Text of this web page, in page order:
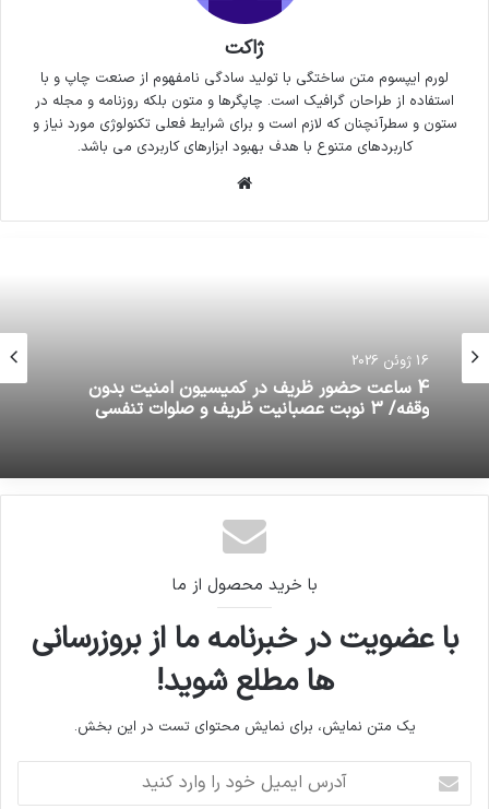
ژاکت
لورم ایپسوم متن ساختگی با تولید سادگی نامفهوم از صنعت چاپ و با
استفاده از طراحان گرافیک است. چاپگرها و متون بلکه روزنامه و مجله در
ستون و سطرآنچنان که لازم است و برای شرایط فعلی تکنولوژی مورد نیاز و
کاربردهای متنوع با هدف بهبود ابزارهای کاربردی می باشد.
16 ژوئن 2026
4 ساعت حضور ظریف در کمیسیون امنیت بدون
وقفه/ 3 نوبت عصبانیت ظریف و صلوات تنفسی
با خرید محصول از ما
با عضویت در خبرنامه ما از بروزرسانی
ها مطلع شوید!
یک متن نمایش، برای نمایش محتوای تست در این بخش.
ایمیل